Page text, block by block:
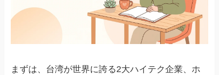
まずは、台湾が世界に誇る2大ハイテク企業、ホ